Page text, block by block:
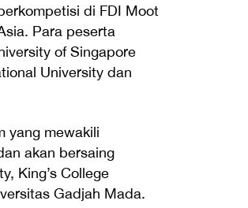
di FDI Moot
Para peserta
of Singapore
University dan
yang mewakili
akan bersaing
King’s College
Gadjah Mada.